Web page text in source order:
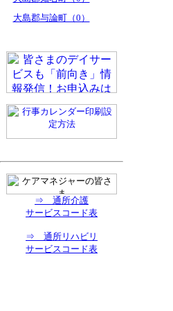
大島郡与論町（0）
⇒ 通所介護
サービスコード表
⇒ 通所リハビリ
サービスコード表